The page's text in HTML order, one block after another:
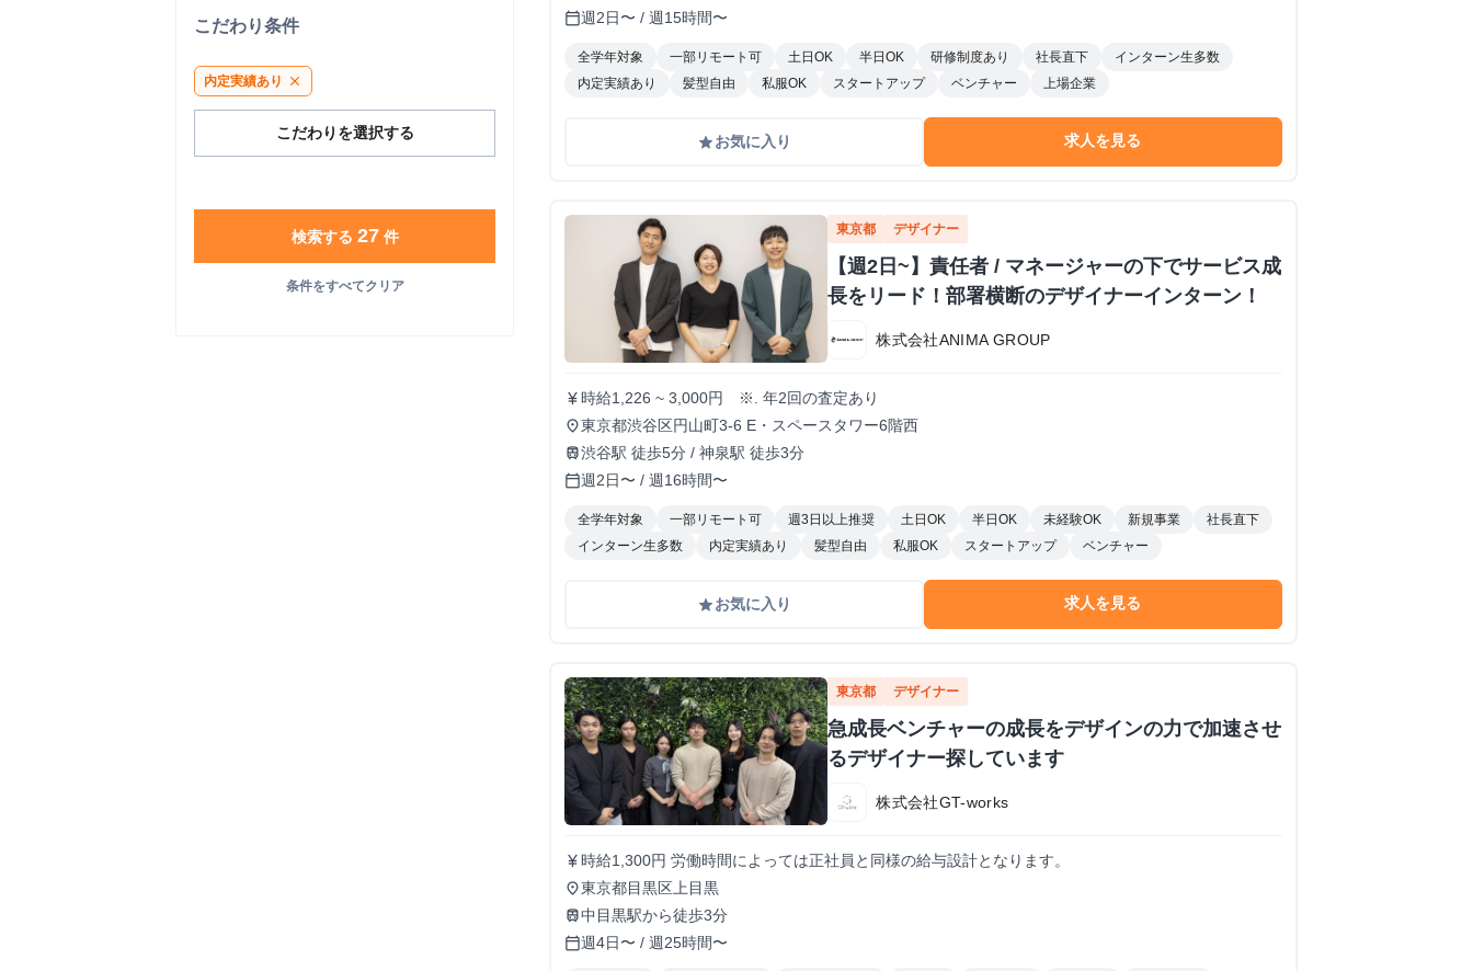
こだわり条件
内定実績あり close
こだわりを選択する
検索する 27件
条件をすべてクリア
calendar_today週2日〜 / 週15時間〜
全学年対象 一部リモート可 土日OK 半日OK 研修制度あり 社長直下
インターン生多数
内定実績あり
髪型自由 私服OK スタートアップ ベンチャー 上場企業
gradeお気に入り 求人を見る
東京都 デザイナー
【週2日~】責任者 / マネージャーの下でサービス成
長をリード！部署横断のデザイナーインターン！
株式会社ANIMA GROUP
currency_yen時給1,226 ~ 3,000円 ※. 年2回の査定あり
place東京都渋谷区円山町3-6 E・スペースタワー6階西
train渋谷駅 徒歩5分 / 神泉駅 徒歩3分
calendar_today週2日〜 / 週16時間〜
全学年対象 一部リモート可 週3日以上推奨 土日OK 半日OK 未経験OK 新規事業
社長直下
インターン生多数
内定実績あり 髪型自由 私服OK スタートアップ ベンチャー
gradeお気に入り 求人を見る
東京都 デザイナー
急成長ベンチャーの成長をデザインの力で加速させ
るデザイナー探しています
株式会社GT-works
currency_yen時給1,300円 労働時間によっては正社員と同様の給与設計となります。
place東京都目黒区上目黒
train中目黒駅から徒歩3分
calendar_today週4日〜 / 週25時間〜